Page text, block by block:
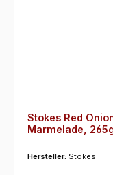
Stokes Red
Marmelade,
Hersteller: Stokes